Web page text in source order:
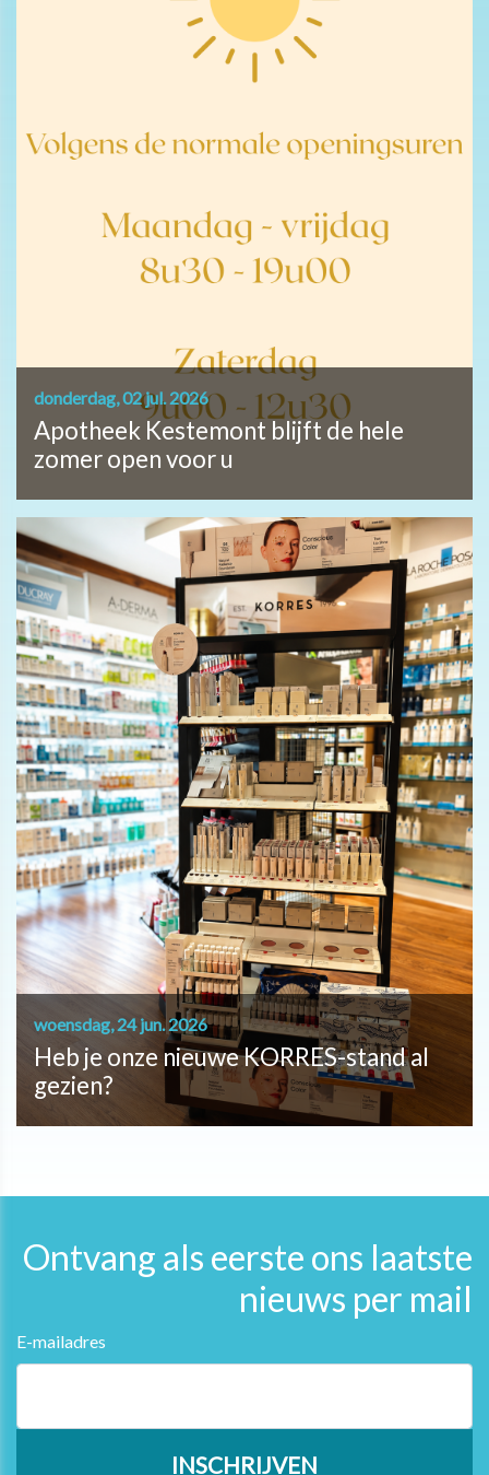
donderdag, 02 jul. 2026
Apotheek Kestemont blijft de hele
zomer open voor u
woensdag, 24 jun. 2026
Heb je onze nieuwe KORRES-stand al
gezien?
Ontvang als eerste ons laatste
nieuws per mail
E-mailadres